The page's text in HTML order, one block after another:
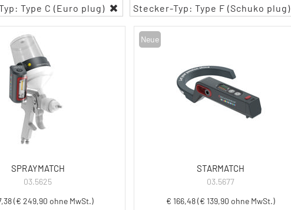
Type C (Euro plug) Stecker-Typ: Type F (Schuko plug)
SPRAYMATCH
03.5625
(€ 249,90 ohne MwSt.)
Neue
STARMATCH
03.5677
€ 166,48 (€ 139,90 ohne MwSt.)